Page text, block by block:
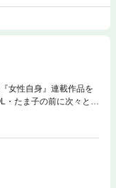
女性自身』連載作品を
・たま子の前に次々と現
ック」。